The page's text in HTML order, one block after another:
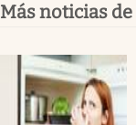
Más noticias de